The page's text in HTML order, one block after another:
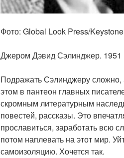
Фото: Global Look Press/
Джером Дэвид Сэлинджер. 1951
Подражать Сэлинджеру
этом в пантеон главных
скромным литературным
повестей, рассказы. Это
прославиться, заработать всю
потом наплевать на этот мир.
самоизоляцию. Хочется так.